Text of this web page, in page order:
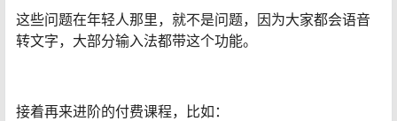
这些问题在年轻人那里，就不是问题，因为大家都会语音
转文字，大部分输入法都带这个功能。
接着再来进阶的付费课程，比如：